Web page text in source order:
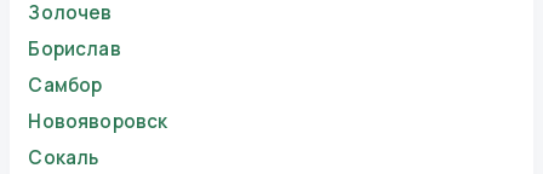
Золочев
Борислав
Самбор
Новояворовск
Сокаль